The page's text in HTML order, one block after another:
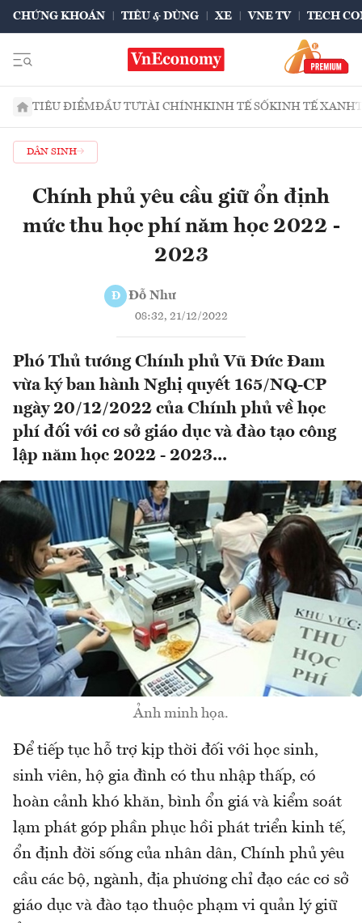
CHỨNG KHOÁN TIÊU & DÙNG XE VNE TV TECH
TIÊU ĐIỂMĐẦU TƯTÀI CHÍNHKINH TẾ SỐKINH TẾ XANH
DÂN SINH
Chính phủ yêu cầu giữ ổn định
mức thu học phí năm học 2022 -
2023
Đ Đỗ Như
08:32, 21/12/2022
Phó Thủ tướng Chính phủ Vũ Đức Đam
vừa ký ban hành Nghị quyết 165/NQ-CP
ngày 20/12/2022 của Chính phủ về học
phí đối với cơ sở giáo dục và đào tạo công
lập năm học 2022 - 2023...
Ảnh minh họa.
Để tiếp tục hỗ trợ kịp thời đối với học sinh,
sinh viên, hộ gia đình có thu nhập thấp, có
hoàn cảnh khó khăn, bình ổn giá và kiểm soát
lạm phát góp phần phục hồi phát triển kinh tế,
ổn định đời sống của nhân dân, Chính phủ yêu
cầu các bộ, ngành, địa phương chỉ đạo các cơ sở
giáo dục và đào tạo thuộc phạm vi quản lý giữ